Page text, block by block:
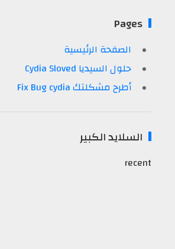
Pages
الصفحة الرئيسية
حلول السيديا Cydia Sloved
أطرح مشكلتك Fix Bug cydia
السلايد الكبير
recent